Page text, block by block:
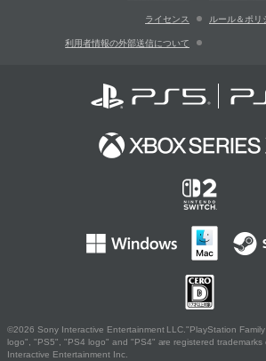
ライセンス ルール＆ポリ
利用者情報の外部送信について
©2026 Sony Interactive Entertainment LLC."PlayStation
logo", "PS5", "PS4 logo" and "PS4" are registered trademarks
Interactive Entertainment Inc.